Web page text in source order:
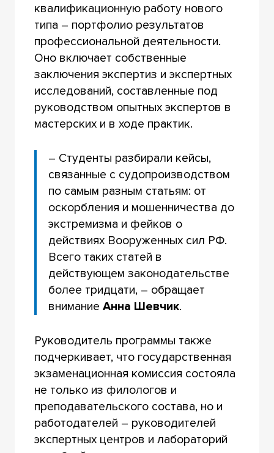
квалификационную работу нового
типа – портфолио результатов
профессиональной деятельности.
Оно включает собственные
заключения экспертиз и экспертных
исследований, составленные под
руководством опытных экспертов в
мастерских и в ходе практик.
– Студенты разбирали кейсы,
связанные с судопроизводством
по самым разным статьям: от
оскорбления и мошенничества до
экстремизма и фейков о
действиях Вооруженных сил РФ.
Всего таких статей в
действующем законодательстве
более тридцати, – обращает
вниманиеАнна Шевчик.
Руководитель программы также
подчеркивает, что государственная
экзаменационная комиссия состояла
не только из филологов и
преподавательского состава, но и
работодателей – руководителей
экспертных центров и лабораторий